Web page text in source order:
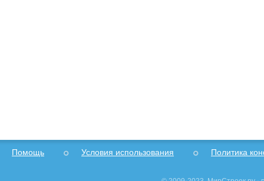
Помощь Условия использования Политика